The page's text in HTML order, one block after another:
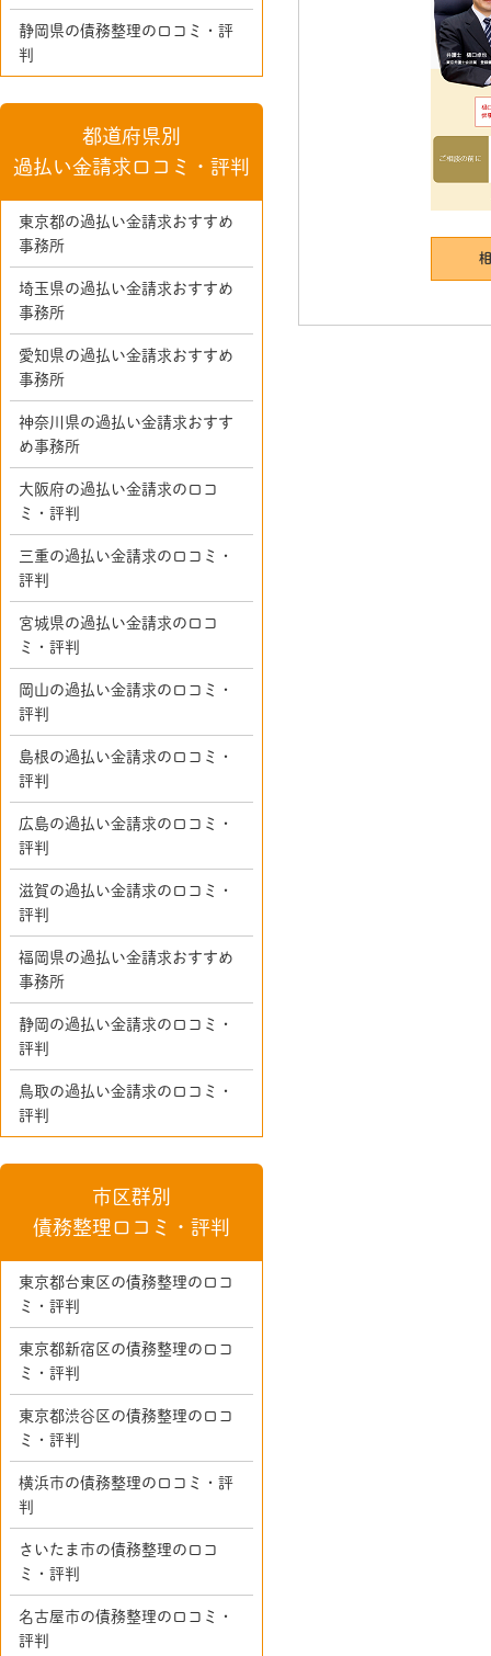
静岡県の債務整理の口コミ・評
判
都道府県別
過払い金請求口コミ・評判
東京都の過払い金請求おすすめ
事務所
埼玉県の過払い金請求おすすめ
事務所
愛知県の過払い金請求おすすめ
事務所
神奈川県の過払い金請求おすす
め事務所
大阪府の過払い金請求の口コ
ミ・評判
三重の過払い金請求の口コミ・
評判
宮城県の過払い金請求の口コ
ミ・評判
岡山の過払い金請求の口コミ・
評判
島根の過払い金請求の口コミ・
評判
広島の過払い金請求の口コミ・
評判
滋賀の過払い金請求の口コミ・
評判
福岡県の過払い金請求おすすめ
事務所
静岡の過払い金請求の口コミ・
評判
鳥取の過払い金請求の口コミ・
評判
市区群別
債務整理口コミ・評判
東京都台東区の債務整理の口コ
ミ・評判
東京都新宿区の債務整理の口コ
ミ・評判
東京都渋谷区の債務整理の口コ
ミ・評判
横浜市の債務整理の口コミ・評
判
さいたま市の債務整理の口コ
ミ・評判
名古屋市の債務整理の口コミ・
評判